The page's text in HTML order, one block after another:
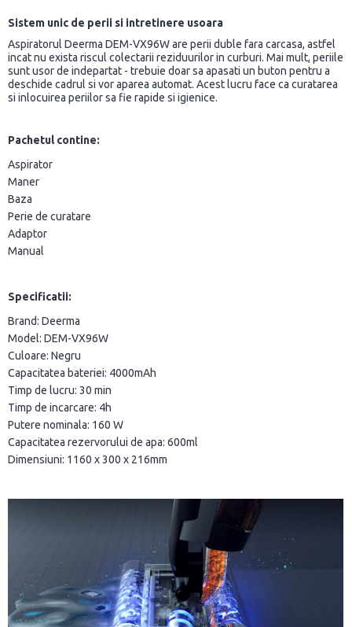
Sistem unic de perii si intretinere usoara
Aspiratorul Deerma DEM-VX96W are perii duble fara carcasa, astfel
incat nu exista riscul colectarii reziduurilor in curburi. Mai mult, periile
sunt usor de indepartat - trebuie doar sa apasati un buton pentru a
deschide cadrul si vor aparea automat. Acest lucru face ca curatarea
si inlocuirea periilor sa fie rapide si igienice.
Pachetul contine:
Aspirator
Maner
Baza
Perie de curatare
Adaptor
Manual
Specificatii:
Brand: Deerma
Model: DEM-VX96W
Culoare: Negru
Capacitatea bateriei: 4000mAh
Timp de lucru: 30 min
Timp de incarcare: 4h
Putere nominala: 160 W
Capacitatea rezervorului de apa: 600ml
Dimensiuni: 1160 x 300 x 216mm